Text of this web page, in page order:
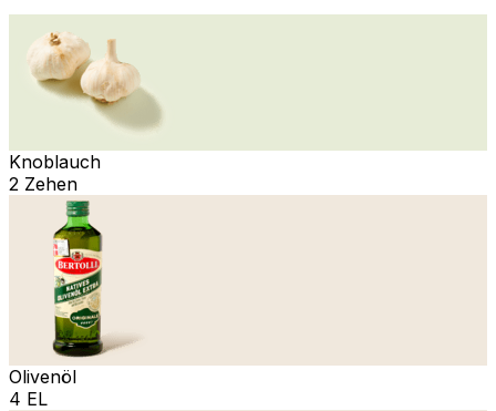
Knoblauch
2 Zehen
Olivenöl
4 EL